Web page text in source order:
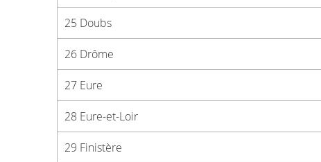
25 Doubs
26 Drôme
27 Eure
28 Eure-et-Loir
29 Finistère